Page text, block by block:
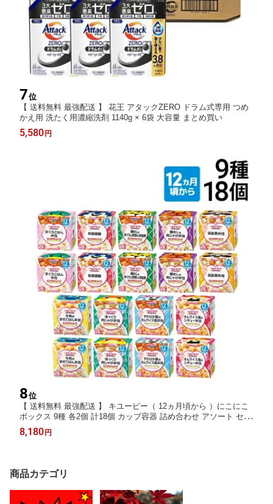
7位
【 送料無料 最強配送 】 花王 アタックZERO ドラム式専用 つめ
かえ用 洗たく用濃縮洗剤 1140g × 6袋 大容量 まとめ買い
5,580円
8位
【 送料無料 最強配送 】 キユーピー（ 12ヵ月頃から ）にこにこ
ボックス 9種 各2個 計18個 カップ容器 詰め合わせ アソート セッ
ト 離乳食 ベビーフード 赤ちゃん
8,180円
商品カテゴリ